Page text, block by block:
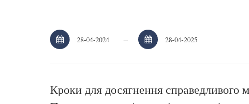
–
Кроки для досягнення справедливого